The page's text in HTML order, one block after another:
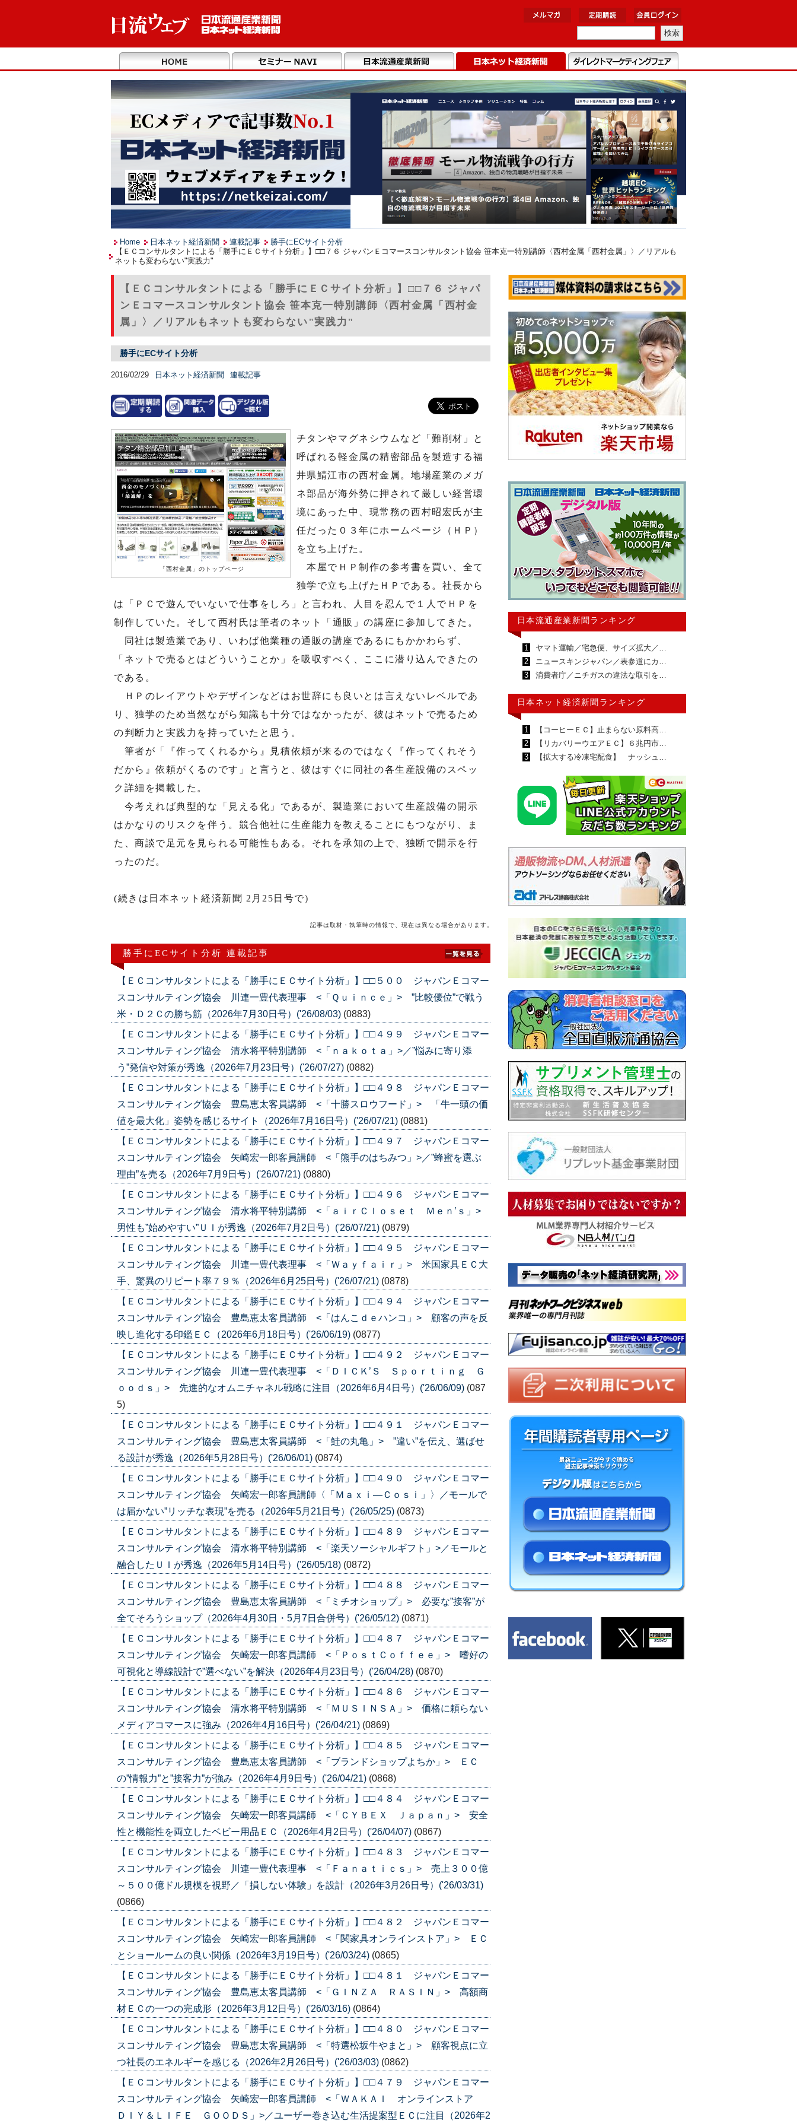
Home 日本ネット経済新聞 連載記事
勝手にECサイト分析
【ＥＣコンサルタントによる「勝手にＥＣサイト分析」】□□７６ ジャパンＥコマースコンサルタント協会 笹本克一特別講師〈西村金属「西村金属」〉／リアルも
ネットも変わらない"実践力"
【ＥＣコンサルタントによる「勝手にＥＣサイト分析」】□□７６ ジャパ
ンＥコマースコンサルタント協会 笹本克一特別講師〈西村金属「西村金
属」〉／リアルもネットも変わらない"実践力"
勝手にECサイト分析
2016/02/29 日本ネット経済新聞 連載記事
「西村金属」のトップページ
チタンやマグネシウムなど「難削材」と
呼ばれる軽金属の精密部品を製造する福
井県鯖江市の西村金属。地場産業のメガ
ネ部品が海外勢に押されて厳しい経営環
境にあった中、現常務の西村昭宏氏が主
任だった０３年にホームページ（ＨＰ）
を立ち上げた。
本屋でＨＰ制作の参考書を買い、全て
独学で立ち上げたＨＰである。社長から
は「ＰＣで遊んでいないで仕事をしろ」と言われ、人目を忍んで１人でＨＰを
制作していた。そして西村氏は筆者のネット「通販」の講座に参加してきた。
同社は製造業であり、いわば他業種の通販の講座であるにもかかわらず、
「ネットで売るとはどういうことか」を吸収すべく、ここに潜り込んできたの
である。
ＨＰのレイアウトやデザインなどはお世辞にも良いとは言えないレベルであ
り、独学のため当然ながら知識も十分ではなかったが、彼はネットで売るため
の判断力と実践力を持っていたと思う。
筆者が「『作ってくれるから』見積依頼が来るのではなく『作ってくれそう
だから』依頼がくるのです」と言うと、彼はすぐに同社の各生産設備のスペッ
ク詳細を掲載した。
今考えれば典型的な「見える化」であるが、製造業において生産設備の開示
はかなりのリスクを伴う。競合他社に生産能力を教えることにもつながり、ま
た、商談で足元を見られる可能性もある。それを承知の上で、独断で開示を行
ったのだ。
(続きは日本ネット経済新聞 2月25日号で)
記事は取材・執筆時の情報で、現在は異なる場合があります。
勝手にECサイト分析 連載記事
【ＥＣコンサルタントによる「勝手にＥＣサイト分析」】□□５００ ジャパンＥコマー
スコンサルティング協会 川連一豊代表理事 <「Ｑｕｉｎｃｅ」> ”比較優位”で戦う
米・Ｄ２Ｃの勝ち筋（2026年7月30日号）('26/08/03) (0883)
【ＥＣコンサルタントによる「勝手にＥＣサイト分析」】□□４９９ ジャパンＥコマー
スコンサルティング協会 清水将平特別講師 <「ｎａｋｏｔａ」>／”悩みに寄り添
う”発信や対策が秀逸（2026年7月23日号）('26/07/27) (0882)
【ＥＣコンサルタントによる「勝手にＥＣサイト分析」】□□４９８ ジャパンＥコマー
スコンサルティング協会 豊島恵太客員講師 <「十勝スロウフード」> 「牛一頭の価
値を最大化」姿勢を感じるサイト（2026年7月16日号）('26/07/21) (0881)
【ＥＣコンサルタントによる「勝手にＥＣサイト分析」】□□４９７ ジャパンＥコマー
スコンサルティング協会 矢崎宏一郎客員講師 <「熊手のはちみつ」>／”蜂蜜を選ぶ
理由”を売る（2026年7月9日号）('26/07/21) (0880)
【ＥＣコンサルタントによる「勝手にＥＣサイト分析」】□□４９６ ジャパンＥコマー
スコンサルティング協会 清水将平特別講師 <「ａｉｒＣｌｏｓｅｔ Ｍｅｎ’ｓ」>
男性も”始めやすい”ＵＩが秀逸（2026年7月2日号）('26/07/21) (0879)
【ＥＣコンサルタントによる「勝手にＥＣサイト分析」】□□４９５ ジャパンＥコマー
スコンサルティング協会 川連一豊代表理事 <「Ｗａｙｆａｉｒ」> 米国家具ＥＣ大
手、驚異のリピート率７９％（2026年6月25日号）('26/07/21) (0878)
【ＥＣコンサルタントによる「勝手にＥＣサイト分析」】□□４９４ ジャパンＥコマー
スコンサルティング協会 豊島恵太客員講師 <「はんこｄｅハンコ」> 顧客の声を反
映し進化する印鑑ＥＣ（2026年6月18日号）('26/06/19) (0877)
【ＥＣコンサルタントによる「勝手にＥＣサイト分析」】□□４９２ ジャパンＥコマー
スコンサルティング協会 川連一豊代表理事 <「ＤＩＣＫ’Ｓ Ｓｐｏｒｔｉｎｇ Ｇ
ｏｏｄｓ」> 先進的なオムニチャネル戦略に注目（2026年6月4日号）('26/06/09) (087
5)
【ＥＣコンサルタントによる「勝手にＥＣサイト分析」】□□４９１ ジャパンＥコマー
スコンサルティング協会 豊島恵太客員講師 <「鮭の丸亀」> ”違い”を伝え、選ばせ
る設計が秀逸（2026年5月28日号）('26/06/01) (0874)
【ＥＣコンサルタントによる「勝手にＥＣサイト分析」】□□４９０ ジャパンＥコマー
スコンサルティング協会 矢崎宏一郎客員講師〈「Ｍａｘｉ―Ｃｏｓｉ」〉／モールで
は届かない”リッチな表現”を売る（2026年5月21日号）('26/05/25) (0873)
【ＥＣコンサルタントによる「勝手にＥＣサイト分析」】□□４８９ ジャパンＥコマー
スコンサルティング協会 清水将平特別講師 <「楽天ソーシャルギフト」>／モールと
融合したＵＩが秀逸（2026年5月14日号）('26/05/18) (0872)
【ＥＣコンサルタントによる「勝手にＥＣサイト分析」】□□４８８ ジャパンＥコマー
スコンサルティング協会 豊島恵太客員講師 <「ミチオショップ」> 必要な”接客”が
全てそろうショップ（2026年4月30日・5月7日合併号）('26/05/12) (0871)
【ＥＣコンサルタントによる「勝手にＥＣサイト分析」】□□４８７ ジャパンＥコマー
スコンサルティング協会 矢崎宏一郎客員講師 <「ＰｏｓｔＣｏｆｆｅｅ」> 嗜好の
可視化と導線設計で”選べない”を解決（2026年4月23日号）('26/04/28) (0870)
【ＥＣコンサルタントによる「勝手にＥＣサイト分析」】□□４８６ ジャパンＥコマー
スコンサルティング協会 清水将平特別講師 <「ＭＵＳＩＮＳＡ」> 価格に頼らない
メディアコマースに強み（2026年4月16日号）('26/04/21) (0869)
【ＥＣコンサルタントによる「勝手にＥＣサイト分析」】□□４８５ ジャパンＥコマー
スコンサルティング協会 豊島恵太客員講師 <「ブランドショップよちか」> ＥＣ
の”情報力”と”接客力”が強み（2026年4月9日号）('26/04/21) (0868)
【ＥＣコンサルタントによる「勝手にＥＣサイト分析」】□□４８４ ジャパンＥコマー
スコンサルティング協会 矢崎宏一郎客員講師 <「ＣＹＢＥＸ Ｊａｐａｎ」> 安全
性と機能性を両立したベビー用品ＥＣ（2026年4月2日号）('26/04/07) (0867)
【ＥＣコンサルタントによる「勝手にＥＣサイト分析」】□□４８３ ジャパンＥコマー
スコンサルティング協会 川連一豊代表理事 <「Ｆａｎａｔｉｃｓ」> 売上３００億
～５００億ドル規模を視野／「損しない体験」を設計（2026年3月26日号）('26/03/31)
(0866)
【ＥＣコンサルタントによる「勝手にＥＣサイト分析」】□□４８２ ジャパンＥコマー
スコンサルティング協会 矢崎宏一郎客員講師 <「関家具オンラインストア」> ＥＣ
とショールームの良い関係（2026年3月19日号）('26/03/24) (0865)
【ＥＣコンサルタントによる「勝手にＥＣサイト分析」】□□４８１ ジャパンＥコマー
スコンサルティング協会 豊島恵太客員講師 <「ＧＩＮＺＡ ＲＡＳＩＮ」> 高額商
材ＥＣの一つの完成形（2026年3月12日号）('26/03/16) (0864)
【ＥＣコンサルタントによる「勝手にＥＣサイト分析」】□□４８０ ジャパンＥコマー
スコンサルティング協会 豊島恵太客員講師 <「特選松坂牛やまと」> 顧客視点に立
つ社長のエネルギーを感じる（2026年2月26日号）('26/03/03) (0862)
【ＥＣコンサルタントによる「勝手にＥＣサイト分析」】□□４７９ ジャパンＥコマー
スコンサルティング協会 矢崎宏一郎客員講師 <「ＷＡＫＡＩ オンラインストア
ＤＩＹ＆ＬＩＦＥ ＧＯＯＤＳ」>／ユーザー巻き込む生活提案型ＥＣに注目（2026年2
日本流通産業新聞ランキング
1
ヤマト運輸／宅急便、サイズ拡大／…
2
ニュースキンジャパン／表参道にカ…
3
消費者庁／ニチガスの違法な取引を…
日本ネット経済新聞ランキング
1
【コーヒーＥＣ】止まらない原料高…
2
【リカバリーウエアＥＣ】６兆円市…
3
【拡大する冷凍宅配食】 ナッシュ…